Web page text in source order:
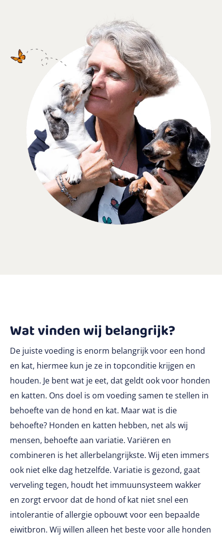
Wat vinden wij belangrijk?
De juiste voeding is enorm belangrijk voor een hond
en kat, hiermee kun je ze in topconditie krijgen en
houden. Je bent wat je eet, dat geldt ook voor honden
en katten. Ons doel is om voeding samen te stellen in
behoefte van de hond en kat. Maar wat is die
behoefte? Honden en katten hebben, net als wij
mensen, behoefte aan variatie. Variëren en
combineren is het allerbelangrijkste. Wij eten immers
ook niet elke dag hetzelfde. Variatie is gezond, gaat
verveling tegen, houdt het immuunsysteem wakker
en zorgt ervoor dat de hond of kat niet snel een
intolerantie of allergie opbouwt voor een bepaalde
eiwitbron. Wij willen alleen het beste voor alle honden